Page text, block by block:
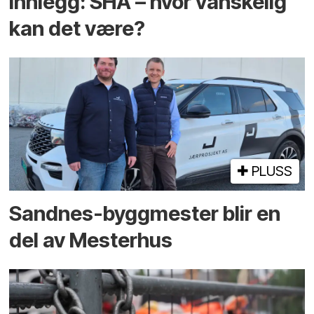
kan det være?
PLUSS
Sandnes-byggmester blir en
del av Mesterhus